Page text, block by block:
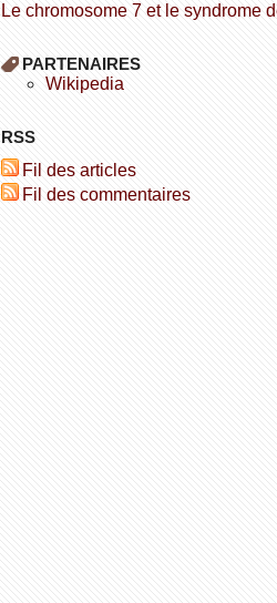
Le chromosome 7 et le syndrome
PARTENAIRES
wikipedia
RSS
Fil des articles
Fil des commentaires